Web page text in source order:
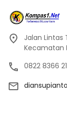
Jalan Lintas
Kecamatan
0822 8366